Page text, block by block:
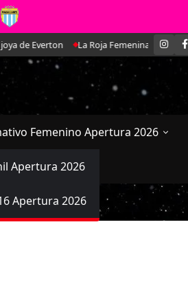
Everton La Roja Femenina Sub-17
Femenino Apertura 2026
Apertura 2026
Apertura 2026